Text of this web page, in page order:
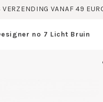
VERZENDING VANAF 49
no 7 Licht Bruin